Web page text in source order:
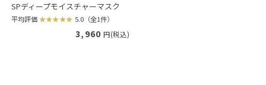
SPディープモイスチャーマスク
平均評価 5.0（全1件）
3,960 円(税込)